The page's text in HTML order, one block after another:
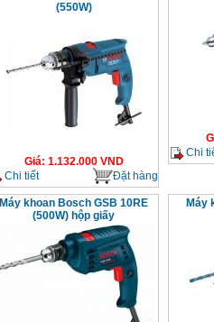
(550W)
Giá: 1.132.000VND
Chi tiết
Đặt hàng
Chi
Máy khoan Bosch GSB 10RE
(500W) hộp giấy
Máy